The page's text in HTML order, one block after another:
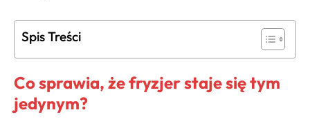
Spis Treści
Co sprawia, że fryzjer staje się tym
jedynym?